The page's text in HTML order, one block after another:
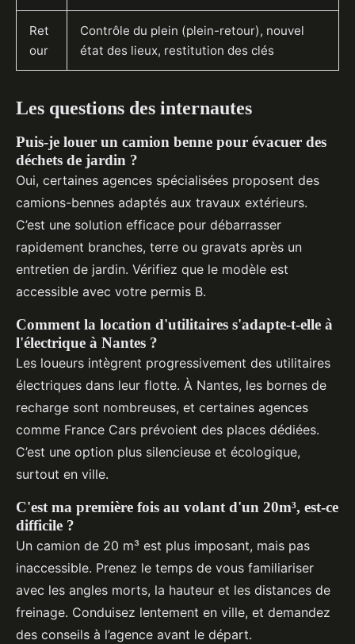
Ret
our
Contrôle du plein (plein-retour), nouvel
état des lieux, restitution des clés
Les questions des internautes
Puis-je louer un camion benne pour évacuer des
déchets de jardin ?
Oui, certaines agences spécialisées proposent des
camions-bennes adaptés aux travaux extérieurs.
C’est une solution efficace pour débarrasser
rapidement branches, terre ou gravats après un
entretien de jardin. Vérifiez que le modèle est
accessible avec votre permis B.
Comment la location d'utilitaires s'adapte-t-elle à
l'électrique à Nantes ?
Les loueurs intègrent progressivement des utilitaires
électriques dans leur flotte. À Nantes, les bornes de
recharge sont nombreuses, et certaines agences
comme France Cars prévoient des places dédiées.
C’est une option plus silencieuse et écologique,
surtout en ville.
C'est ma première fois au volant d'un 20m³, est-ce
difficile ?
Un camion de 20 m³ est plus imposant, mais pas
inaccessible. Prenez le temps de vous familiariser
avec les angles morts, la hauteur et les distances de
freinage. Conduisez lentement en ville, et demandez
des conseils à l’agence avant le départ.